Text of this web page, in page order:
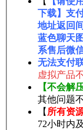
下载】支
地址返回
蓝色聊天
系售后微
无法支付
虚拟产品
【不会解
其他问题
【 所有资
72小时内